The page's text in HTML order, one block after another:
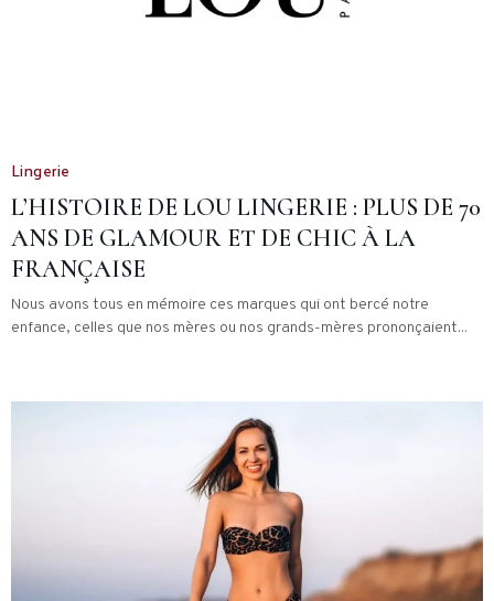
Lingerie
L’HISTOIRE DE LOU LINGERIE : PLUS DE 70
ANS DE GLAMOUR ET DE CHIC À LA
FRANÇAISE
Nous avons tous en mémoire ces marques qui ont bercé notre
enfance, celles que nos mères ou nos grands-mères prononçaient...